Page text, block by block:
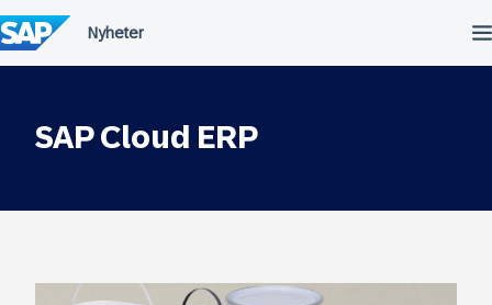
till
innehållet
SAP Cloud ERP